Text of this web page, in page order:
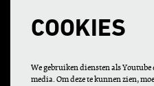
COOKIES
We gebruiken diensten als Youtube
media. Om deze te kunnen zien,